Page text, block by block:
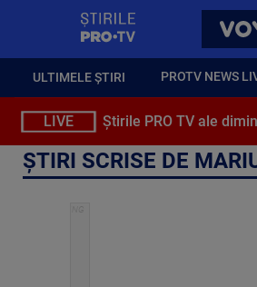
ULTIMELE ȘTIRI PROTV NEWS
LIVE Știrile PRO TV ale
ȘTIRI SCRISE DE